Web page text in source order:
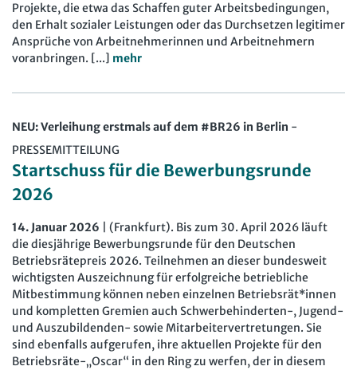
Projekte, die etwa das Schaffen guter Arbeitsbedingungen,
den Erhalt sozialer Leistungen oder das Durchsetzen legitimer
Ansprüche von Arbeitnehmerinnen und Arbeitnehmern
voranbringen. [...] mehr
NEU: Verleihung erstmals auf dem #BR26 in Berlin -
PRESSEMITTEILUNG
Startschuss für die Bewerbungsrunde
2026
14. Januar 2026 | (Frankfurt). Bis zum 30. April 2026 läuft
die diesjährige Bewerbungsrunde für den Deutschen
Betriebsrätepreis 2026. Teilnehmen an dieser bundesweit
wichtigsten Auszeichnung für erfolgreiche betriebliche
Mitbestimmung können neben einzelnen Betriebsrät*innen
und kompletten Gremien auch Schwerbehinderten-, Jugend-
und Auszubildenden- sowie Mitarbeitervertretungen. Sie
sind ebenfalls aufgerufen, ihre aktuellen Projekte für den
Betriebsräte-„Oscar“ in den Ring zu werfen, der in diesem